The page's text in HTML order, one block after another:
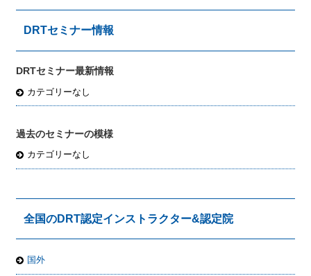
DRTセミナー情報
DRTセミナー最新情報
カテゴリーなし
過去のセミナーの模様
カテゴリーなし
全国のDRT認定インストラクター&認定院
国外